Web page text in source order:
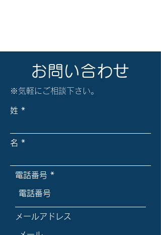
お問い合わせ
​※気軽にご相談下さい。
姓
名
電話番号
メールアドレス